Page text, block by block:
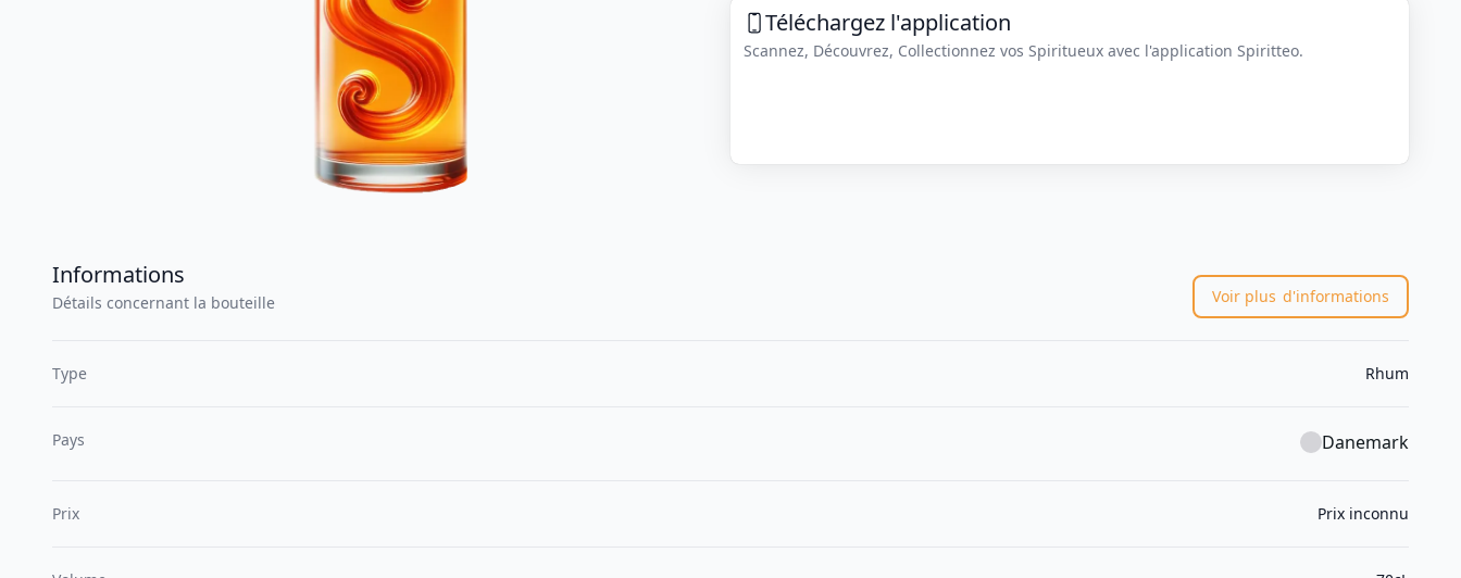
Téléchargez l'application
Scannez, Découvrez, Collectionnez vos Spiritueux avec l'application Spiritteo.
Informations
Détails concernant la bouteille Voir plus d'informations
Type Rhum
Pays Danemark
Prix Prix inconnu